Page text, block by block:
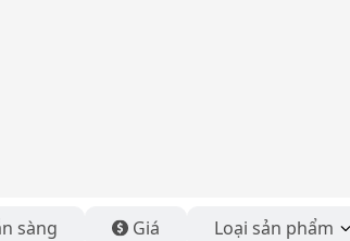
sàng Giá Loại sản phẩm